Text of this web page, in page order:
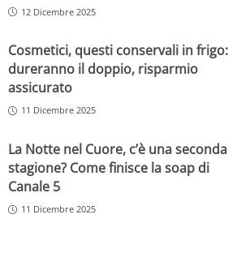
12 Dicembre 2025
Cosmetici, questi conservali in frigo:
dureranno il doppio, risparmio
assicurato
11 Dicembre 2025
La Notte nel Cuore, c’è una seconda
stagione? Come finisce la soap di
Canale 5
11 Dicembre 2025